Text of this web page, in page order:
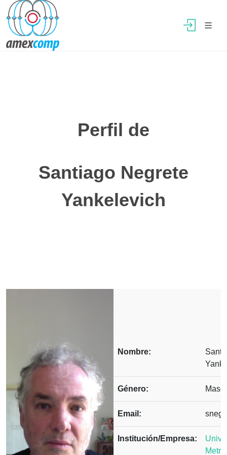
Perfil de
Santiago Negrete
Yankelevich
Nombre:
Género:
Email:
Institución/Empresa: